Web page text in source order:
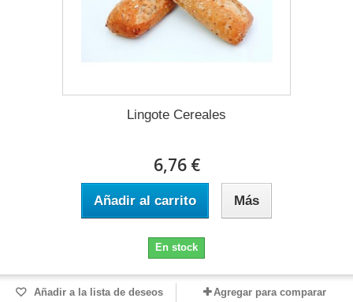
Lingote Cereales
6,76 €
Añadir al carrito Más
En stock
Añadir a la lista de deseos Agregar para comparar